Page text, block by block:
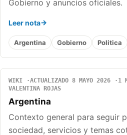
Gobierno y anuncios oficiales.
Leer nota
Argentina Gobierno Politica
WIKI ACTUALIZADO 8 MAYO 2026
1
VALENTINA ROJAS
Argentina
Contexto general para seguir
sociedad, servicios y temas